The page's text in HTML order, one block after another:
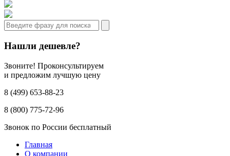
Нашли дешевле?
Звоните! Проконсультируем
и предложим лучшую цену
8 (499) 653-88-23
8 (800) 775-72-96
Звонок по России бесплатный
Главная
О компании